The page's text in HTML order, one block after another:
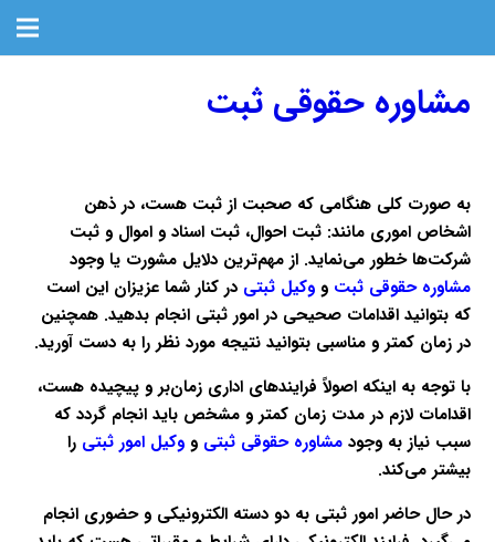
مشاوره حقوقی ثبت
به صورت کلی هنگامی که صحبت از ثبت هست، در ذهن
اشخاص اموری مانند: ثبت احوال، ثبت اسناد و اموال و ثبت
شرکت‌ها خطور می‌نماید. از مهم‌ترین دلایل مشورت یا وجود
مشاوره حقوقی ثبتووکیل ثبتیدر کنار شما عزیزان این است
که بتوانید اقدامات صحیحی در امور ثبتی انجام بدهید. همچنین
در زمان کمتر و مناسبی بتوانید نتیجه مورد نظر را به دست آورید.
با توجه به اینکه اصولاً فرایندهای اداری زمان‌بر و پیچیده هست،
اقدامات لازم در مدت زمان کمتر و مشخص باید انجام گردد که
سبب نیاز به وجودمشاوره حقوقی ثبتیووکیل امور ثبتی را
بیشتر می‌کند.
در حال حاضر امور ثبتی به دو دسته الکترونیکی و حضوری انجام